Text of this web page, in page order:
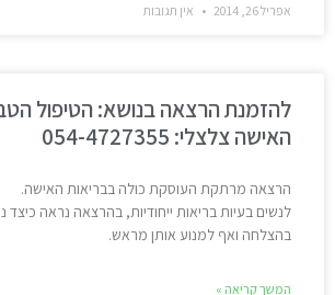
אפריל 26, 2014 אין תגובות
להזמנת הרצאה בנושא: הטיפול
האישה צלצלי: 054-4727355
הרצאה מרתקת העוסקת כולה בבריאות האישה.
לנשים בעיות בריאות ייחודיות, בהרצאה נראה כיצד
בהצלחה ואף למנוע אותן מראש.
המשך קריאה »